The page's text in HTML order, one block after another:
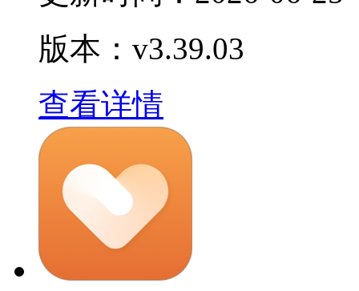
版本：v3.39.03
查看详情